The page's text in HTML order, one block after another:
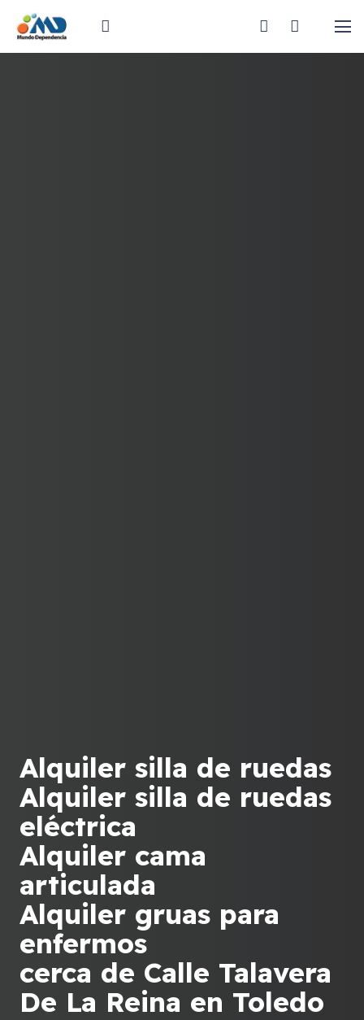
Alquiler silla de ruedas
Alquiler silla de ruedas
eléctrica
Alquiler cama
articulada
Alquiler gruas para
enfermos
cerca de Calle Talavera
De La Reina en Toledo